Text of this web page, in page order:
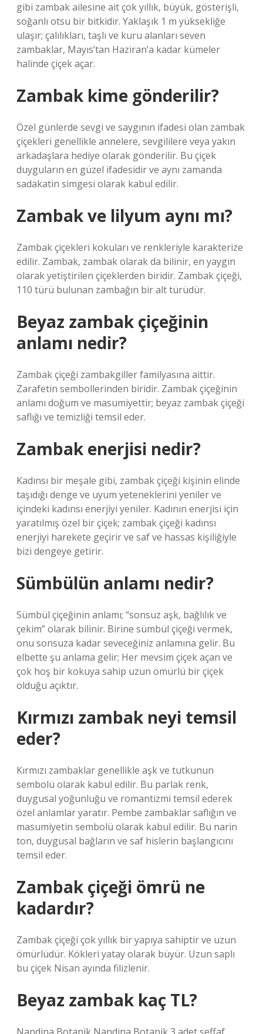
gibi zambak ailesine ait çok yıllık, büyük, gösterişli,
soğanlı otsu bir bitkidir. Yaklaşık 1 m yüksekliğe
ulaşır; çalılıkları, taşlı ve kuru alanları seven
zambaklar, Mayıs’tan Haziran’a kadar kümeler
halinde çiçek açar.
Zambak kime gönderilir?
Özel günlerde sevgi ve saygının ifadesi olan zambak
çiçekleri genellikle annelere, sevgililere veya yakın
arkadaşlara hediye olarak gönderilir. Bu çiçek
duyguların en güzel ifadesidir ve aynı zamanda
sadakatin simgesi olarak kabul edilir.
Zambak ve lilyum aynı mı?
Zambak çiçekleri kokuları ve renkleriyle karakterize
edilir. Zambak, zambak olarak da bilinir, en yaygın
olarak yetiştirilen çiçeklerden biridir. Zambak çiçeği,
110 türü bulunan zambağın bir alt türüdür.
Beyaz zambak çiçeğinin
anlamı nedir?
Zambak çiçeği zambakgiller familyasına aittir.
Zarafetin sembollerinden biridir. Zambak çiçeğinin
anlamı doğum ve masumiyettir; beyaz zambak çiçeği
saflığı ve temizliği temsil eder.
Zambak enerjisi nedir?
Kadınsı bir meşale gibi, zambak çiçeği kişinin elinde
taşıdığı denge ve uyum yeteneklerini yeniler ve
içindeki kadınsı enerjiyi yeniler. Kadının enerjisi için
yaratılmış özel bir çiçek; zambak çiçeği kadınsı
enerjiyi harekete geçirir ve saf ve hassas kişiliğiyle
bizi dengeye getirir.
Sümbülün anlamı nedir?
Sümbül çiçeğinin anlamı; “sonsuz aşk, bağlılık ve
çekim” olarak bilinir. Birine sümbül çiçeği vermek,
onu sonsuza kadar seveceğiniz anlamına gelir. Bu
elbette şu anlama gelir; Her mevsim çiçek açan ve
çok hoş bir kokuya sahip uzun ömürlü bir çiçek
olduğu açıktır.
Kırmızı zambak neyi temsil
eder?
Kırmızı zambaklar genellikle aşk ve tutkunun
sembolü olarak kabul edilir. Bu parlak renk,
duygusal yoğunluğu ve romantizmi temsil ederek
özel anlamlar yaratır. Pembe zambaklar saflığın ve
masumiyetin sembolü olarak kabul edilir. Bu narin
ton, duygusal bağların ve saf hislerin başlangıcını
temsil eder.
Zambak çiçeği ömrü ne
kadardır?
Zambak çiçeği çok yıllık bir yapıya sahiptir ve uzun
ömürlüdür. Kökleri yatay olarak büyür. Uzun saplı
bu çiçek Nisan ayında filizlenir.
Beyaz zambak kaç TL?